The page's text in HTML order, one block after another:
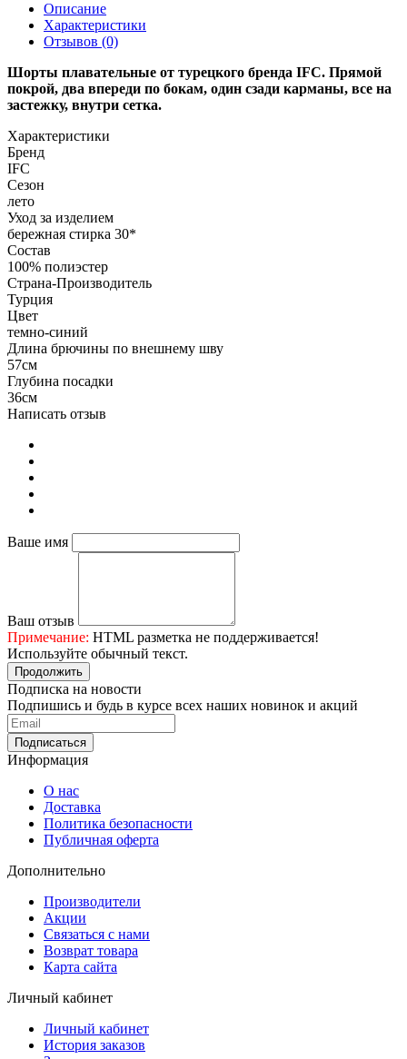
Описание
Характеристики
Отзывов (0)
Шорты плавательные от турецкого бренда IFC. Прямой
покрой, два впереди по бокам, один сзади карманы, все на
застежку, внутри сетка.
Характеристики
Бренд
IFC
Сезон
лето
Уход за изделием
бережная стирка 30*
Состав
100% полиэстер
Страна-Производитель
Турция
Цвет
темно-синий
Длина брючины по внешнему шву
57см
Глубина посадки
36см
Написать отзыв
Ваше имя
Ваш отзыв
Примечание: HTML разметка не поддерживается!
Используйте обычный текст.
Продолжить
Подписка на новости
Подпишись и будь в курсе всех наших новинок и акций
Информация
О нас
Доставка
Политика безопасности
Публичная оферта
Дополнительно
Производители
Акции
Связаться с нами
Возврат товара
Карта сайта
Личный кабинет
Личный кабинет
История заказов